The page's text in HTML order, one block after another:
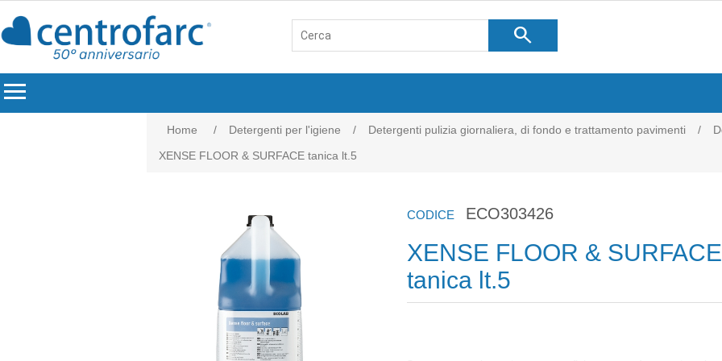
search
menu
Home / Detergenti per l'igiene / Detergenti pulizia giornaliera, di fondo e trattamento pavimenti /
XENSE FLOOR & SURFACE tanica lt.5
CODICE ECO303426
XENSE FLOOR & SURFACE
tanica lt.5